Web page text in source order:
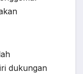
dukungan